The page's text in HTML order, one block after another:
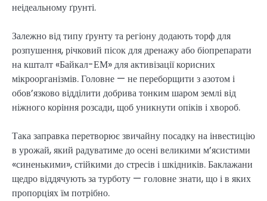
неідеальному ґрунті.
Залежно від типу ґрунту та регіону додають торф для
розпушення, річковий пісок для дренажу або біопрепарати
на кшталт «Байкал-ЕМ» для активізації корисних
мікроорганізмів. Головне — не переборщити з азотом і
обов’язково відділити добрива тонким шаром землі від
ніжного коріння розсади, щоб уникнути опіків і хвороб.
Така заправка перетворює звичайну посадку на інвестицію
в урожай, який радуватиме до осені великими м’ясистими
«синенькими», стійкими до стресів і шкідників. Баклажани
щедро віддячують за турботу — головне знати, що і в яких
пропорціях їм потрібно.